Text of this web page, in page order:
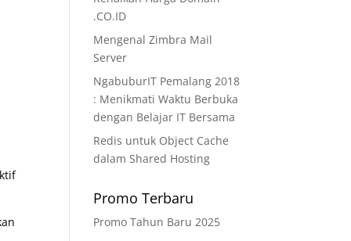
.CO.ID
Mengenal Zimbra Mail
Server
NgabuburIT Pemalang 2018
: Menikmati Waktu Berbuka
dengan Belajar IT Bersama
Redis untuk Object Cache
dalam Shared Hosting
Promo Terbaru
Promo Tahun Baru 2025